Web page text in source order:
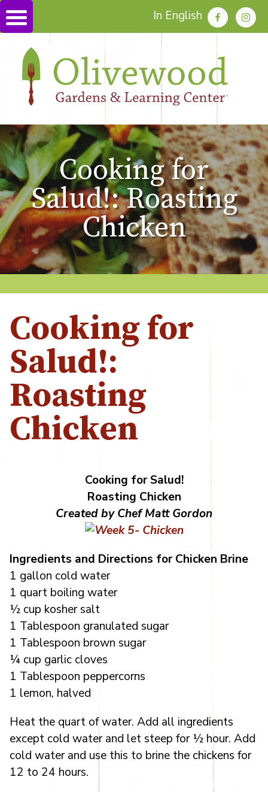
In English
Cooking for
Salud!: Roasting
Chicken
Cooking for
Salud!:
Roasting
Chicken
Cooking for Salud!
Roasting Chicken
Created by Chef Matt Gordon
Ingredients and Directions for Chicken Brine
1 gallon cold water
1 quart boiling water
½ cup kosher salt
1 Tablespoon granulated sugar
1 Tablespoon brown sugar
¼ cup garlic cloves
1 Tablespoon peppercorns
1 lemon, halved
Heat the quart of water. Add all ingredients
except cold water and let steep for ½ hour. Add
cold water and use this to brine the chickens for
12 to 24 hours.